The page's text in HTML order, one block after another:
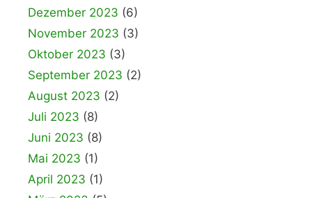
Dezember 2023 (6)
November 2023 (3)
Oktober 2023 (3)
September 2023 (2)
August 2023 (2)
Juli 2023 (8)
Juni 2023 (8)
Mai 2023 (1)
April 2023 (1)